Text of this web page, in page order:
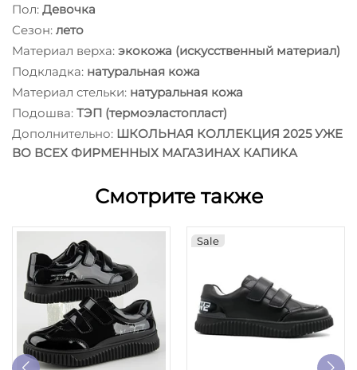
Пол: Девочка
Сезон: лето
Материал верха: экокожа (искусственный материал)
Подкладка: натуральная кожа
Материал стельки: натуральная кожа
Подошва: ТЭП (термоэластопласт)
Дополнительно: ШКОЛЬНАЯ КОЛЛЕКЦИЯ 2025 УЖЕ
ВО ВСЕХ ФИРМЕННЫХ МАГАЗИНАХ КАПИКА
Смотрите также
Sale